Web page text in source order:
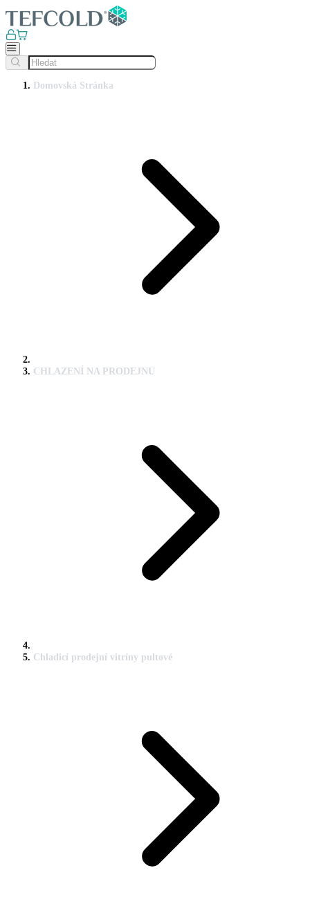
Domovská Stránka
CHLAZENÍ NA PRODEJNU
Chladicí prodejní vitríny pultové